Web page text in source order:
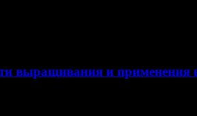
выращивания и